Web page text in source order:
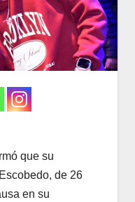
que su
de 26
en su